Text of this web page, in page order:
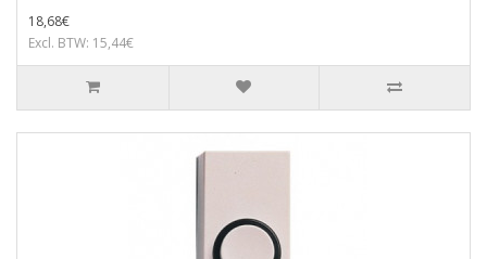
18,68€
Excl. BTW: 15,44€